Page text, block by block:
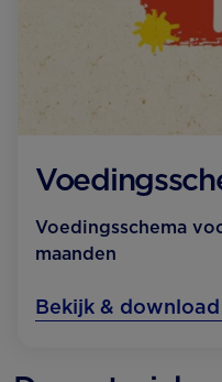
Voedingsschema
maanden
Bekijk &